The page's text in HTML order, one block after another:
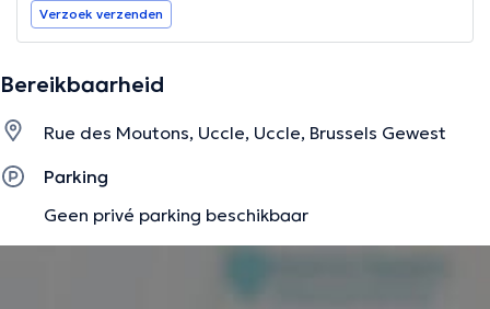
Verzoek verzenden
Bereikbaarheid
Rue des Moutons, Uccle, Uccle, Brussels Gewest
Parking
Geen privé parking beschikbaar